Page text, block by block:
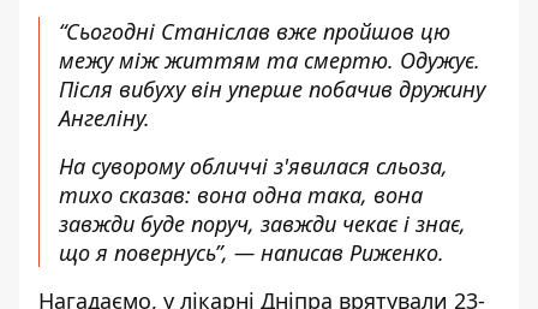
“Сьогодні Станіслав вже пройшов цю
межу між життям та смертю. Одужує.
Після вибуху він уперше побачив дружину
Ангеліну.
На суворому обличчі з'явилася сльоза,
тихо сказав: вона одна така, вона
завжди буде поруч, завжди чекає і знає,
що я повернусь”, — написав Риженко.
Нагадаємо, у лікарні Дніпра врятували 23-